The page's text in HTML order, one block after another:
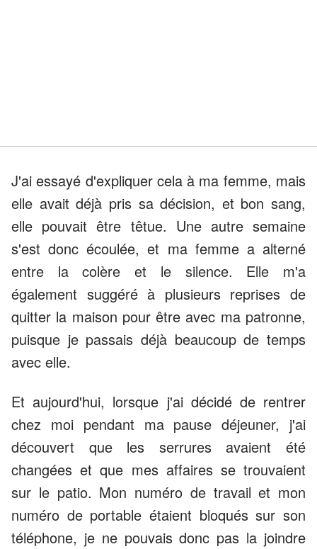
J'ai essayé d'expliquer cela à ma femme, mais
elle avait déjà pris sa décision, et bon sang,
elle pouvait être têtue. Une autre semaine
s'est donc écoulée, et ma femme a alterné
entre la colère et le silence. Elle m'a
également suggéré à plusieurs reprises de
quitter la maison pour être avec ma patronne,
puisque je passais déjà beaucoup de temps
avec elle.
Et aujourd'hui, lorsque j'ai décidé de rentrer
chez moi pendant ma pause déjeuner, j'ai
découvert que les serrures avaient été
changées et que mes affaires se trouvaient
sur le patio. Mon numéro de travail et mon
numéro de portable étaient bloqués sur son
téléphone, je ne pouvais donc pas la joindre